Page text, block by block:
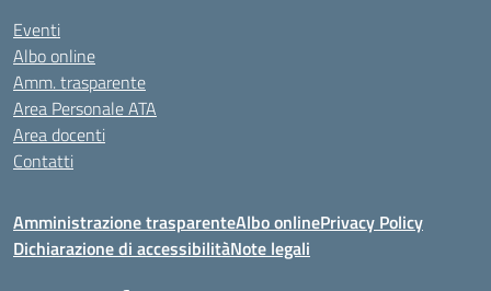
Eventi
Albo online
Amm. trasparente
Area Personale ATA
Area docenti
Contatti
Amministrazione trasparenteAlbo onlinePrivacy Policy
Dichiarazione di accessibilitàNote legali